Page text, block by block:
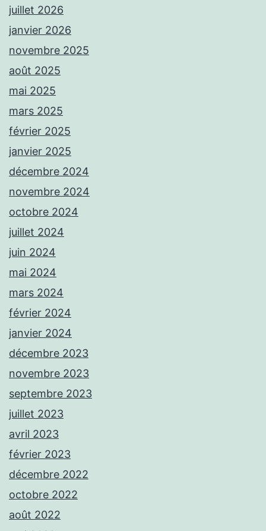
juillet 2026
janvier 2026
novembre 2025
août 2025
mai 2025
mars 2025
février 2025
janvier 2025
décembre 2024
novembre 2024
octobre 2024
juillet 2024
juin 2024
mai 2024
mars 2024
février 2024
janvier 2024
décembre 2023
novembre 2023
septembre 2023
juillet 2023
avril 2023
février 2023
décembre 2022
octobre 2022
août 2022